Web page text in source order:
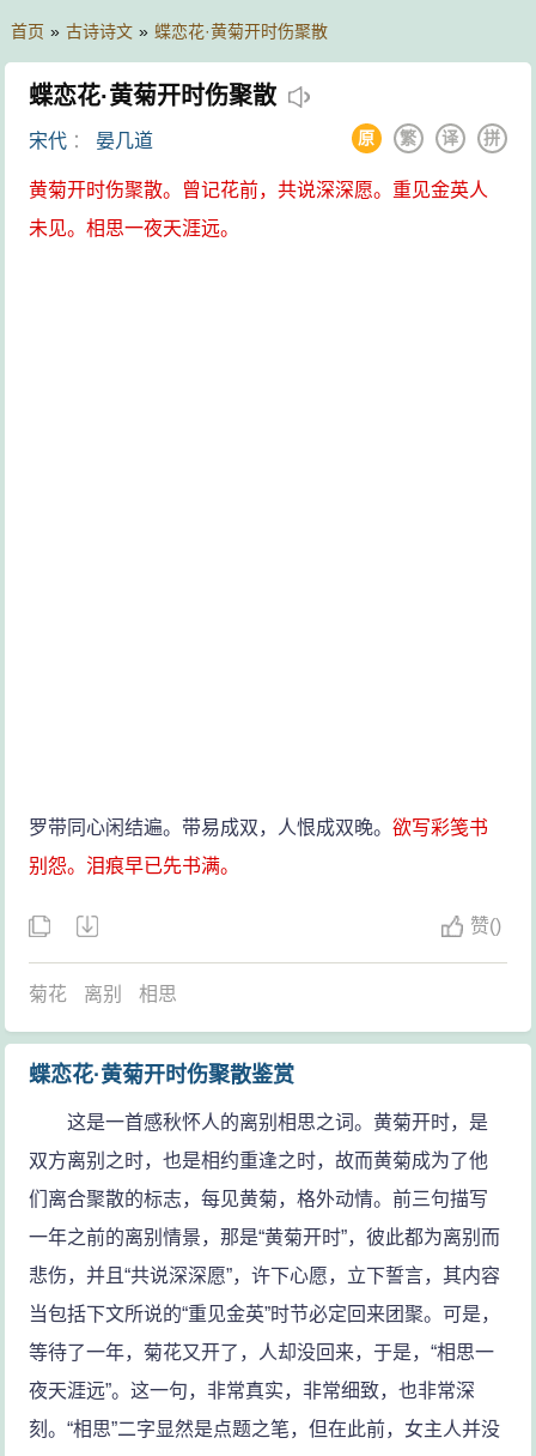
首页 » 古诗诗文 » 蝶恋花·黄菊开时伤聚散
蝶恋花·黄菊开时伤聚散
宋代 ： 晏几道 拼
译
繁
原
黄菊开时伤聚散。曾记花前，共说深深愿。 重见金英人
未见。相思一夜天涯远。
罗带同心闲结遍。带易成双，人恨成双晚。欲写彩笺书
别怨。泪痕早已先书满。
赞()
菊花 离别 相思
蝶恋花·黄菊开时伤聚散鉴赏
这是一首感秋怀人的离别相思之词。黄菊开时，是
双方离别之时，也是相约重逢之时，故而黄菊成为了他
们离合聚散的标志，每见黄菊，格外动情。前三句描写
一年之前的离别情景，那是“黄菊开时”，彼此都为离别而
悲伤，并且“共说深深愿”，许下心愿，立下誓言，其内容
当包括下文所说的“重见金英”时节必定回来团聚。可是，
等待了一年，菊花又开了，人却没回来，于是，“相思一
夜天涯远”。这一句，非常真实，非常细致，也非常深
刻。“相思”二字显然是点题之笔，但在此前，女主人并没